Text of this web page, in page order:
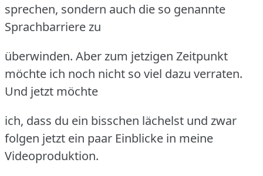
sprechen, sondern auch die so genannte
Sprachbarriere zu
überwinden. Aber zum jetzigen Zeitpunkt
möchte ich noch nicht so viel dazu verraten.
Und jetzt möchte
ich, dass du ein bisschen lächelst und zwar
folgen jetzt ein paar Einblicke in meine
Videoproduktion.